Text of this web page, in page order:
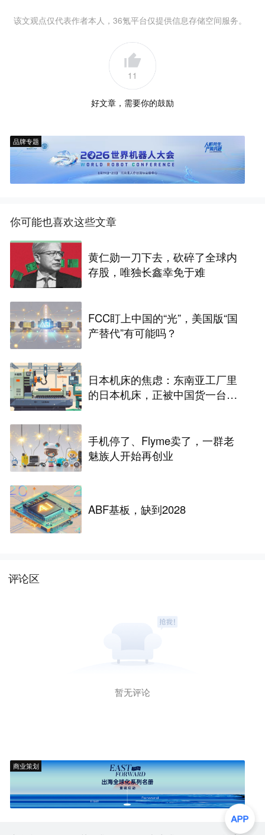
该文观点仅代表作者本人，36氪平台仅提供信息存储空间服务。
11
好文章，需要你的鼓励
品牌专题
你可能也喜欢这些文章
黄仁勋一刀下去，砍碎了全球内
存股，唯独长鑫幸免于难
FCC盯上中国的“光”，美国版“国
产替代”有可能吗？
日本机床的焦虑：东南亚工厂里
的日本机床，正被中国货一台台
手机停了、Flyme卖了，一群老
魅族人开始再创业
ABF基板，缺到2028
评论区
暂无评论
商业策划